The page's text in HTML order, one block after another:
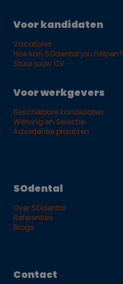
Voor kandidaten
Vacatures
Hoe kan SOdental jou helpen?
Stuur jouw CV
Voor werkgevers
Beschikbare kandidaten
Werving en Selectie
Advertentie plaatsen
SOdental
Over SOdental
Referenties
Blogs
Contact